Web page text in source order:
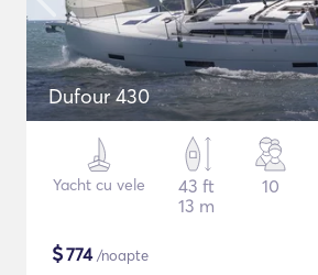
Dufour 430
Yacht cu vele
43 ft
13 m
10
$774/noapte